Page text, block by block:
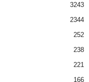
3243
2344
252
238
221
166